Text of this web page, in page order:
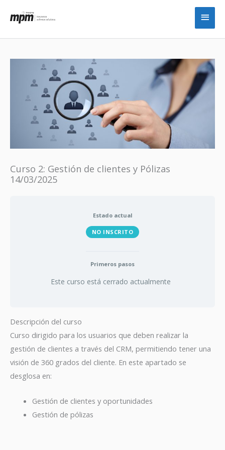
Curso 2: Gestión de clientes y Pólizas
14/03/2025
Estado actual
NO INSCRITO
Primeros pasos
Este curso está cerrado actualmente
Descripción del curso
Curso dirigido para los usuarios que deben realizar la
gestión de clientes a través del CRM, permitiendo tener una
visión de 360 grados del cliente. En este apartado se
desglosa en:
Gestión de clientes y oportunidades
Gestión de pólizas